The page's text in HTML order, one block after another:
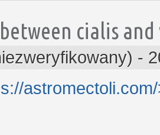
cialis and
-